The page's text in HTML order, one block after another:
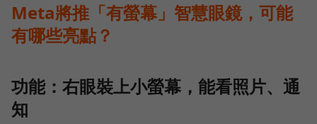
Meta將推「有螢幕」智慧眼鏡，可能
有哪些亮點？
功能：右眼裝上小螢幕，能看照片、通
知